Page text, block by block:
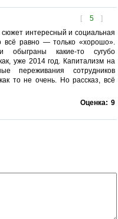
[ 5 ]
интересный и социальная
всё равно — только «хорошо».
какие-то сугубо
уже 2014 год. Капитализм на
переживания сотрудников
то не очень. Но рассказ, всё
Оценка: 9